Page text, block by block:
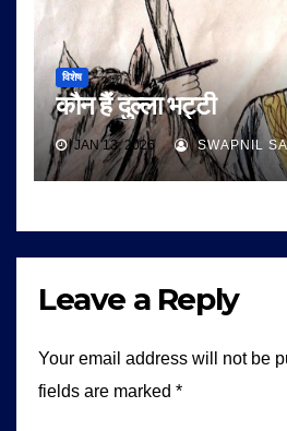
विशेष
कौन हैं दुल्ला भट्टी
JAN 13, 2026 SWAPNIL
Leave a Reply
Your email address will not be
fields are marked *